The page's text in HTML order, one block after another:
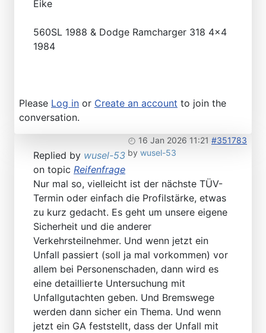
Eike
560SL 1988 & Dodge Ramcharger 318 4x4
1984
Please Log in or Create an account to join the
conversation.
16 Jan 2026 11:21 #351783
by wusel-53
Replied by wusel-53
on topic Reifenfrage
Nur mal so, vielleicht ist der nächste TÜV-
Termin oder einfach die Profilstärke, etwas
zu kurz gedacht. Es geht um unsere eigene
Sicherheit und die anderer
Verkehrsteilnehmer. Und wenn jetzt ein
Unfall passiert (soll ja mal vorkommen) vor
allem bei Personenschaden, dann wird es
eine detaillierte Untersuchung mit
Unfallgutachten geben. Und Bremswege
werden dann sicher ein Thema. Und wenn
jetzt ein GA feststellt, dass der Unfall mit